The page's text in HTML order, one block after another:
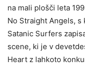
na mali plošči leta
No Straight Angels,
Satanic Surfers
scene, ki je v
Heart z lahkoto